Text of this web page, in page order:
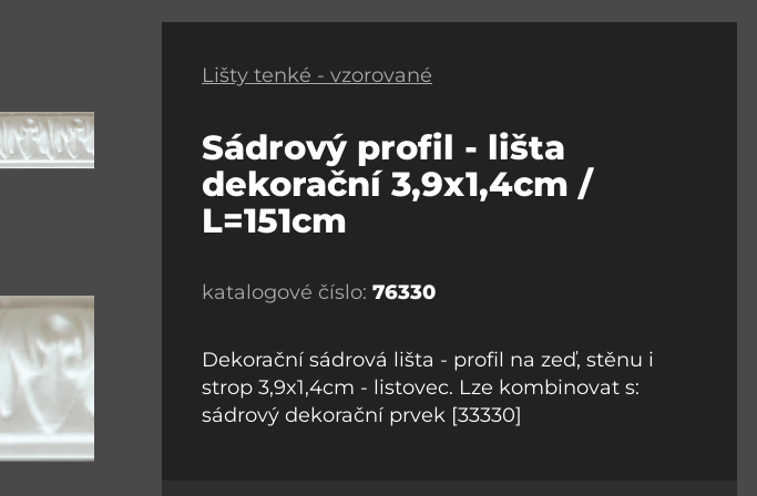
Lišty tenké - vzorované
Sádrový profil - lišta
dekorační 3,9x1,4cm /
L=151cm
katalogové číslo: 76330
Dekorační sádrová lišta - profil na zeď, stěnu i
strop 3,9x1,4cm - listovec. Lze kombinovat s:
sádrový dekorační prvek [33330]